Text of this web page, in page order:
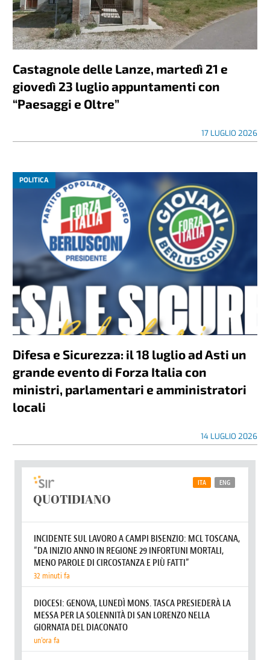
Castagnole delle Lanze, martedì 21 e
giovedì 23 luglio appuntamenti con
“Paesaggi e Oltre”
17 LUGLIO 2026
POLITICA
Difesa e Sicurezza: il 18 luglio ad Asti un
grande evento di Forza Italia con
ministri, parlamentari e amministratori
locali
14 LUGLIO 2026